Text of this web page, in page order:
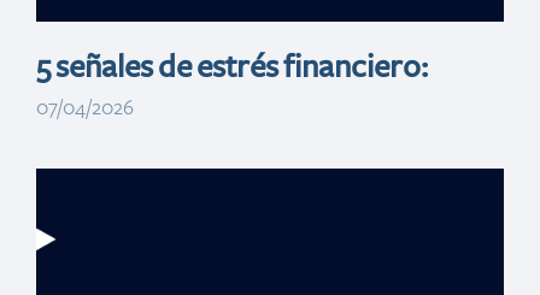
5 señales de estrés financiero:
07/04/2026